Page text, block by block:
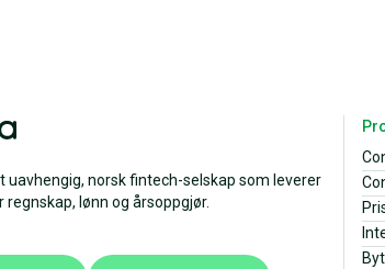
uavhengig, norsk fintech-selskap som leverer
lønn og årsoppgjør.